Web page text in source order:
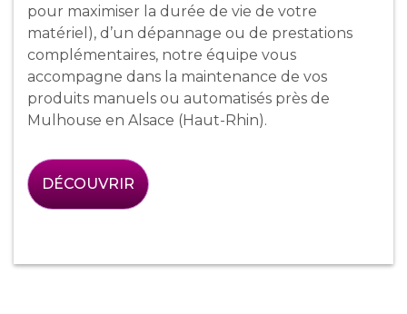
pour maximiser la durée de vie de votre
matériel), d’un dépannage ou de prestations
complémentaires, notre équipe vous
accompagne dans la maintenance de vos
produits manuels ou automatisés près de
Mulhouse en Alsace (Haut-Rhin).
DÉCOUVRIR